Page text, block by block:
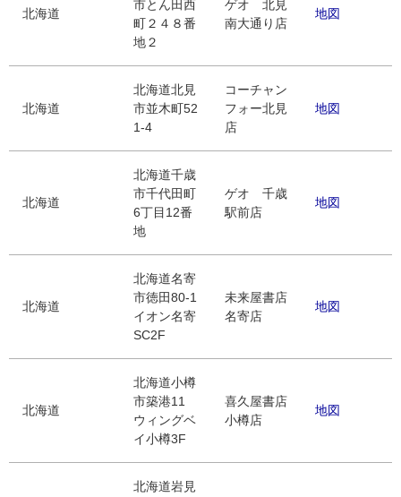
北海道
市とん田西
町２４８番
地２
ゲオ 北見
南大通り店
地図
北海道
北海道北見
市並木町52
1-4
コーチャン
フォー北見
店
地図
北海道
北海道千歳
市千代田町
6丁目12番
地
ゲオ 千歳
駅前店
地図
北海道
北海道名寄
市徳田80-1
イオン名寄
SC2F
未来屋書店
名寄店
地図
北海道
北海道小樽
市築港11
ウィングベ
イ小樽3F
喜久屋書店
小樽店
地図
北海道岩見